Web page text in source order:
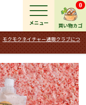
買い物カゴ
0
モクモクネイチャー通販クラブにつ
メニュー